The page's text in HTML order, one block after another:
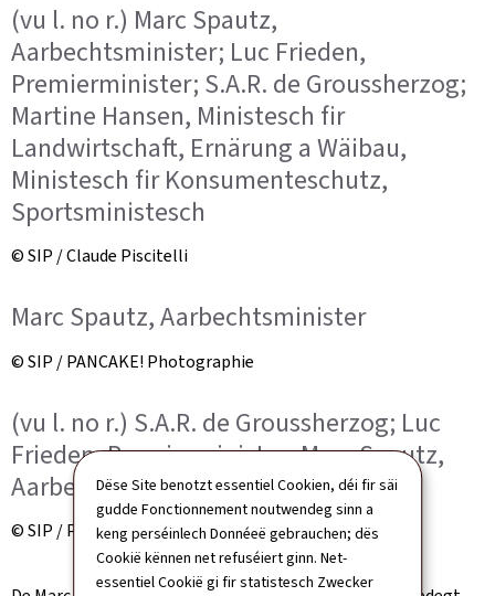
Dëse Site benotzt essentiel Cookien, déi fir säi
gudde Fonctionnement noutwendeg sinn a
keng perséinlech Donnéeë gebrauchen; dës
Cookië kënnen net refuséiert ginn. Net-
essentiel Cookië gi fir statistesch Zwecker
(vu l. no r.) Marc Spautz,
Aarbechtsminister; Luc Frieden,
Premierminister; S.A.R. de Groussherzog;
Martine Hansen, Ministesch fir
Landwirtschaft, Ernärung a Wäibau,
Ministesch fir Konsumenteschutz,
Sportsministesch
© SIP / Claude Piscitelli
Marc Spautz, Aarbechtsminister
© SIP / PANCAKE! Photographie
(vu l. no r.) S.A.R. de Groussherzog; Luc
Frieden, Premierminister; Marc Spautz,
Aarbechtsminister
© SIP / PANCAKE! Photographie